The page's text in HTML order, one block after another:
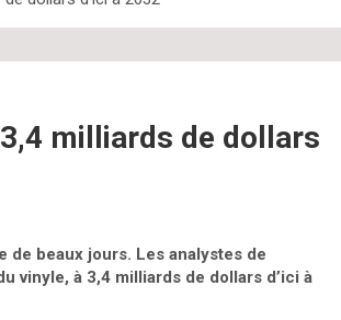
milliards de dollars
beaux jours. Les analystes de
vinyle, à 3,4 milliards de dollars d’ici à